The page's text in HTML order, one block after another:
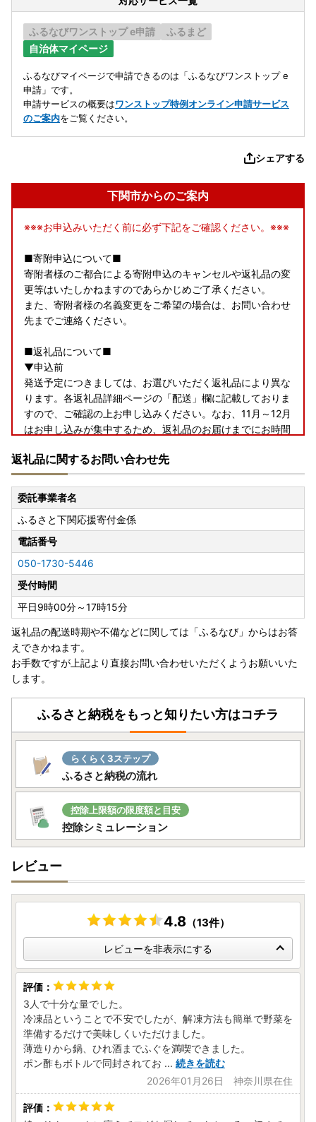
ふるなびワンストップ e申請
ふるまど
自治体マイページ
ふるなびマイページで申請できるのは「ふるなびワンストップ e
申請」です。
申請サービスの概要はワンストップ特例オンライン申請サービス
のご案内をご覧ください。
シェアする
下関市からのご案内
※※※お申込みいただく前に必ず下記をご確認ください。※※※
■寄附申込について■
寄附者様のご都合による寄附申込のキャンセルや返礼品の変
更等はいたしかねますのであらかじめご了承ください。
また、寄附者様の名義変更をご希望の場合は、お問い合わせ
先までご連絡ください。
■返礼品について■
▼申込前
発送予定につきましては、お選びいただく返礼品により異な
ります。各返礼品詳細ページの「配送」欄に記載しておりま
すので、ご確認の上お申し込みください。なお、11月～12月
はお申し込みが集中するため、返礼品のお届けまでにお時間
ますようお願いいたします。
また、返礼品をお受け取りいただけないご不在期間等がござ
いましたら、備考欄にご入力いただくか、お問い合わせ先ま
でご連絡ください。
事前にご不在期間等のご連絡がなく返送となった場合、再送
はいたしかねますのであらかじめご了承ください。
お届け時期の指定等のご要望につきましては、提供元事業者
によっては対応いたしかねる可能性がございますのであらか
じめご了承ください。
▼お届け後
返礼品のお受け取り後はすぐに中身や状態をご確認いただ
き、万が一不具合等がございましたら、大変お手数ではござ
いますがお問い合わせ先までご連絡いただきますようお願い
申し上げます。なお、お受け取りからお日にちが経過した後
のであらかじめご了承ください。
■返礼品と関係書類の発送について■
下関市では、返礼品と寄附金受領証明書やワンストップ特例
申請書などの関係書類は、別に発送しております。
発送スケジュールは以下になります。
▼寄附金受領証明書
入金確認後、1ヶ月程度で注文内容確認画面の【注文者情
報】に記載の住所に発送いたします。
お礼の特産品とは別にお送りいたします。
※12月15日ご入金分までは年内に発送いたします。
※12月16日以降のお申込みに関しては、1月10日以降順次発
▼ワンストップ特例申請書
ワンストップ特例申請書は、受領証明書と共にお送りいたし
ます。
※住民票住所が返礼品の送付先と異なる場合は必ず備考欄に
住民票住所をご記入ください。
※12月27日までご入金分までは年内に発送いたします。
※12月28日～12月31日ご入金分は年明けに発送いたします。
1月10日のワンストップ特例制度の申請期限に間に合わない
可能性がございますので、『自治体マイページ』よりオンラ
インワンストップ申請をお勧めいたします。
【ワンストップ特例申請書提出先】
返礼品に関するお問い合わせ先
委託事業者名
ふるさと下関応援寄付金係
電話番号
050-1730-5446
受付時間
平日9時00分～17時15分
返礼品の配送時期や不備などに関しては「ふるなび」からはお答
えできかねます。
お手数ですが上記より直接お問い合わせいただくようお願いいた
します。
ふるさと納税をもっと知りたい方はコチラ
らくらく3ステップ
ふるさと納税の流れ
控除上限額の限度額と目安
控除シミュレーション
レビュー
4.8（13件）
レビューを非表示にする
3人で十分な量でした。
冷凍品ということで不安でしたが、解凍方法も簡単で野菜を
準備するだけで美味しくいただけました。
薄造りから鍋、ひれ酒までふぐを満喫できました。
ポン酢もボトルで同封されてお ... 続きを読む
2026年01月26日 神奈川県在住